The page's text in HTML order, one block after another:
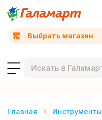
Выбрать магазин
Главная Инструменты